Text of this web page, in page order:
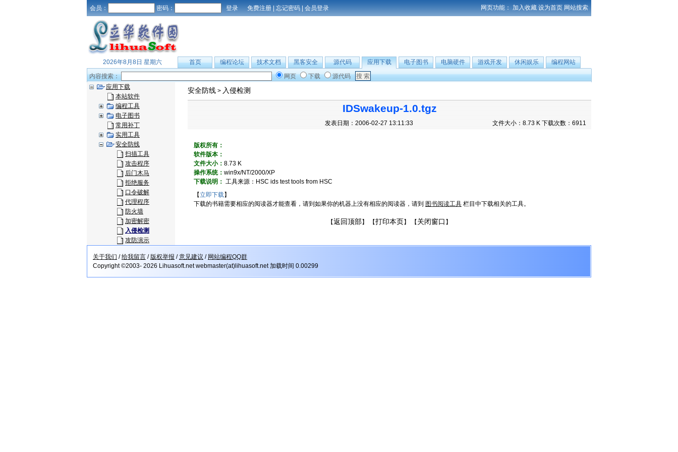
会员： 密码： 免费注册 | 忘记密码 | 会员登录 网页功能： 加入收藏 设为首页 网站搜索
2026年8月8日 星期六 首页 编程论坛 技术文档 黑客安全 源代码 应用下载 电子图书 电脑硬件 游戏开发 休闲娱乐
编程网站
内容搜索：
网页 下载
源代码
应用下载
本站软件
编程工具
电子图书
常用补丁
实用工具
安全防线
扫描工具
攻击程序
后门木马
拒绝服务
口令破解
代理程序
防火墙
加密解密
入侵检测
攻防演示
安全防线 > 入侵检测
IDSwakeup-1.0.tgz
发表日期：2006-02-27 13:11:33 文件大小：8.73 K 下载次数：6911
版权所有：
软件版本：
文件大小： 8.73 K
操作系统： win9x/NT/2000/XP
下载说明： 工具来源：HSC ids test tools from HSC
【立即下载】
下载的书籍需要相应的阅读器才能查看，请到如果你的机器上没有相应的阅读器，请到 图书阅读工具 栏目中下载相关的工具。
【返回顶部】 【打印本页】 【 关闭窗口 】
关于我们 /给我留言 /版权举报 /意见建议 / 网站编程QQ群
Copyright ©2003- 2026 Lihuasoft.net webmaster(at)lihuasoft.net 加载时间 0.00299